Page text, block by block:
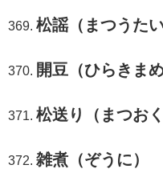
松謡（まつうたい
開豆（ひらきまめ
松送り（まつおく
雑煮（ぞうに）